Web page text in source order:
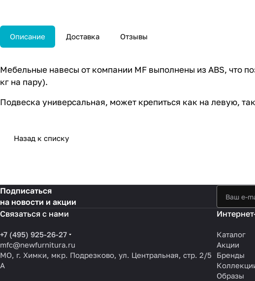
Описание Доставка Отзывы
Мебельные навесы от компании MF выполнены из ABS, что
кг на пару).
Подвеска универсальная, может крепиться как на левую,
Назад к списку
Подписаться
на новости и акции
Связаться с нами
+7 (495) 925-26-27
mfc@newfurnitura.ru
МО, г. Химки, мкр. Подрезково, ул. Центральная, стр. 2/5
А
Каталог
Акции
Бренды
Образы